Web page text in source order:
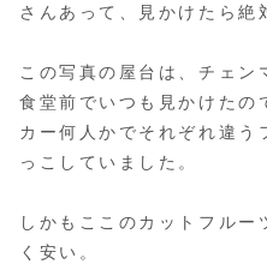
さんあって、見かけたら絶
この写真の屋台は、チェン
食堂前でいつも見かけたの
カー何人かでそれぞれ違う
っこしていました。
しかもここのカットフル
く安い。